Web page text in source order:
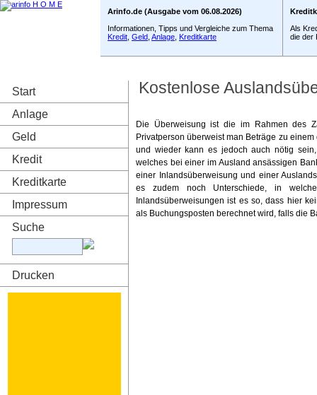
Arinfo.de (Ausgabe vom 06.08.2026)
Informationen, Tipps und Vergleiche zum Thema
Kredit Geld Anlage Kreditkarte
Als
die der
Start
Anlage
Geld
Kredit
Kreditkarte
Impressum
Suche
Drucken
Kostenlose
Die Überweisung ist die im Rahmen des
Privatperson überweist man Beträge zu
und wieder kann es jedoch auch nötig
welches bei einer im Ausland ansässigen
einer Inlandsüberweisung und einer
es zudem noch Unterschiede, in
Inlandsüberweisungen ist es so, dass hier
als Buchungsposten berechnet wird, falls die